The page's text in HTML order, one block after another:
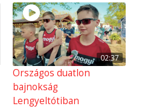
02:37
Országos duatlon
bajnokság
Lengyeltótiban